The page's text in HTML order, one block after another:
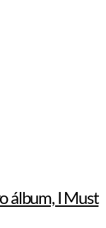
álbum, I Must